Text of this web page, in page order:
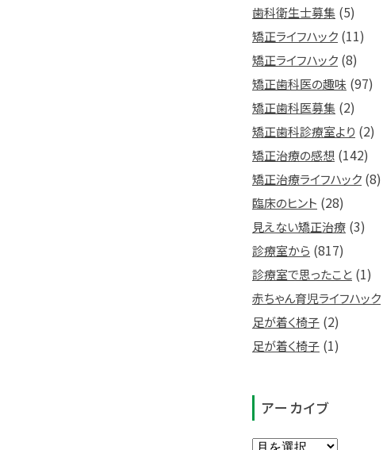
歯科衛生士募集 (5)
矯正ライフハック (11)
矯正ライフハック (8)
矯正歯科医の趣味 (97)
矯正歯科医募集 (2)
矯正歯科診療室より (2)
矯正治療の感想 (142)
矯正治療ライフハック (8)
臨床のヒント (28)
見えない矯正治療 (3)
診療室から (817)
診療室で思ったこと (1)
赤ちゃん育児ライフハック
足が着く椅子 (2)
足が着く椅子 (1)
アーカイブ